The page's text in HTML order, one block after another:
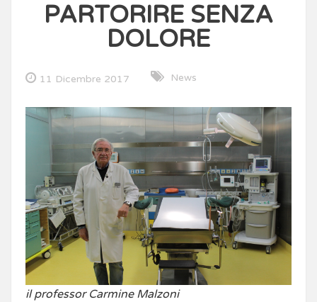
PARTORIRE SENZA
DOLORE
11 Dicembre 2017 News
il professor Carmine Malzoni